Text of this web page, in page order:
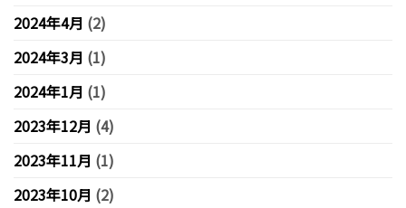
2024年4月 (2)
2024年3月 (1)
2024年1月 (1)
2023年12月 (4)
2023年11月 (1)
2023年10月 (2)